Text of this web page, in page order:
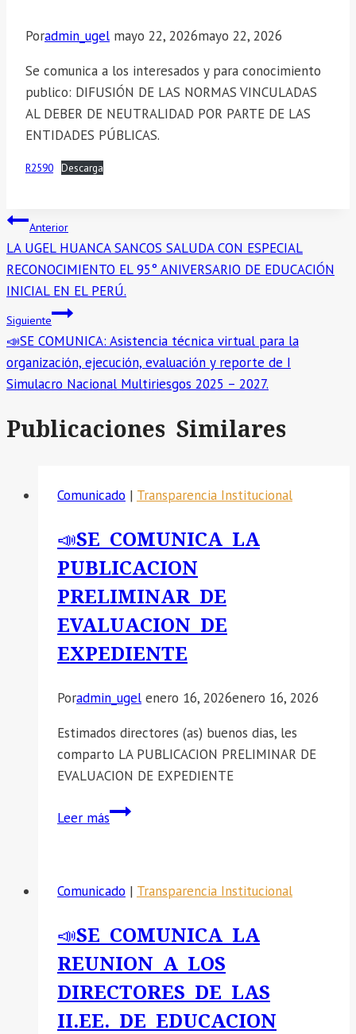
Poradmin_ugel mayo 22, 2026mayo 22, 2026
Se comunica a los interesados y para conocimiento
publico: DIFUSIÓN DE LAS NORMAS VINCULADAS
AL DEBER DE NEUTRALIDAD POR PARTE DE LAS
ENTIDADES PÚBLICAS.
R2590 Descarga
Navegación
de
entradas
Anterior
LA UGEL HUANCA SANCOS SALUDA CON ESPECIAL
RECONOCIMIENTO EL 95° ANIVERSARIO DE EDUCACIÓN
INICIAL EN EL PERÚ.
Siguiente
📣SE COMUNICA: Asistencia técnica virtual para la
organización, ejecución, evaluación y reporte de I
Simulacro Nacional Multiriesgos 2025 – 2027.
Publicaciones Similares
Comunicado | Transparencia Institucional
📣SE COMUNICA LA
PUBLICACION
PRELIMINAR DE
EVALUACION DE
EXPEDIENTE
Poradmin_ugel enero 16, 2026enero 16, 2026
Estimados directores (as) buenos dias, les
comparto LA PUBLICACION PRELIMINAR DE
EVALUACION DE EXPEDIENTE
Leer más📣
PUBLICACION
DE
EVALUACION
DE
EXPEDIENTE
Comunicado | Transparencia Institucional
📣SE COMUNICA LA
REUNION A LOS
DIRECTORES DE LAS
II.EE. DE EDUCACION